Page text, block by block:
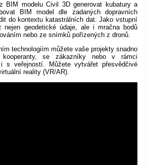
BIM modelu Civil 3D generovat kubatury a
BIM model dle zadaných dopravních
do kontextu katastrálních dat. Jako vstupní
geodetické údaje, ale i mračna bodů
nebo ze snímků pořízených z dronů.
technologiím můžete vaše projekty snadno
se zákazníky nebo v rámci
s veřejností. Můžete vytvářet přesvědčivé
reality (VR/AR).